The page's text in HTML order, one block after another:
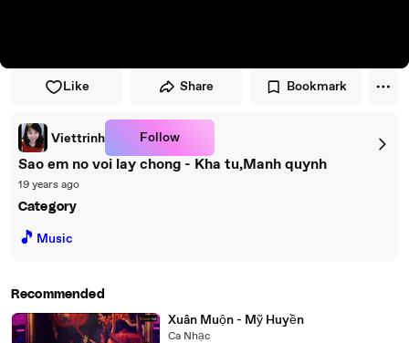
Like Share Bookmark
Viettrinh Follow
Sao em no voi lay chong - Kha tu,Manh quynh
19 years ago
Category
🎵 Music
Recommended
Xuân Muộn - Mỹ Huyền
Ca Nhạc